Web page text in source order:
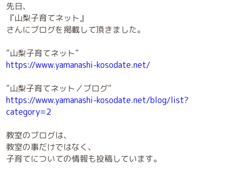
先日、
『山梨子育てネット』
さんにブログを掲載して頂きました。
“山梨子育てネット”
https://www.yamanashi-kosodate.net/
“山梨子育てネット／ブログ”
https://www.yamanashi-kosodate.net/blog/list?
category=2
教室のブログは、
教室の事だけではなく、
子育てについての情報も投稿しています。